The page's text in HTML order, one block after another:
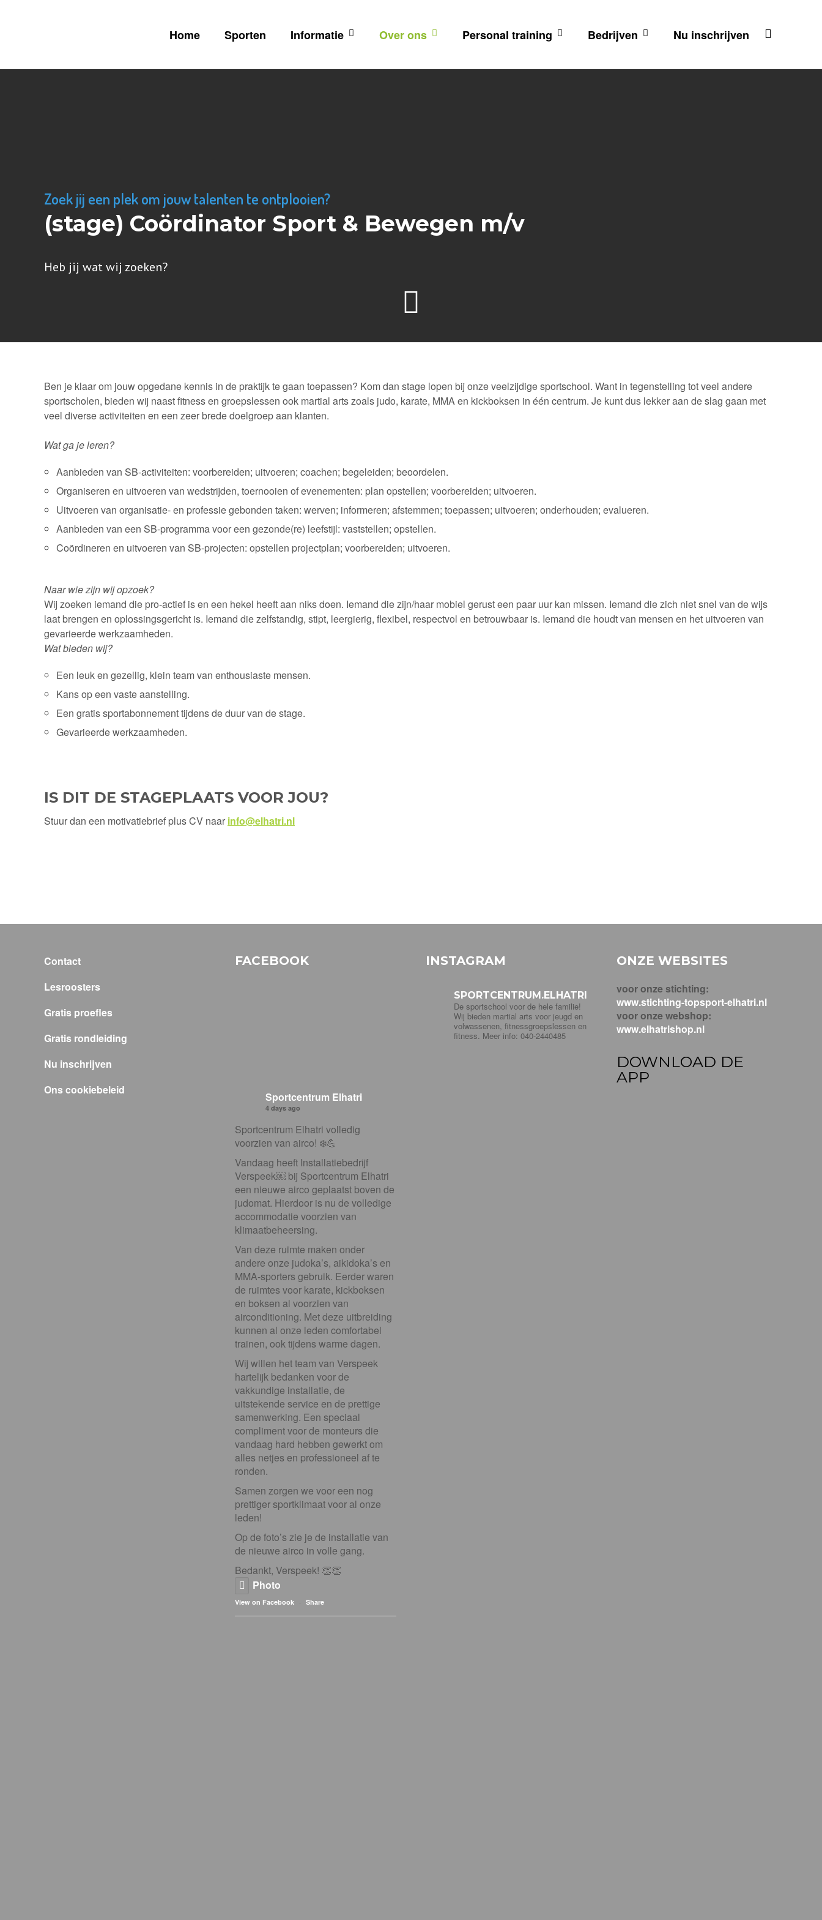
Home Sporten Informatie Over ons Personal training Bedrijven Nu inschrijven
Zoek jij een plek om jouw talenten te ontplooien?
(stage) Coördinator Sport & Bewegen m/v
Heb jij wat wij zoeken?
Ben je klaar om jouw opgedane kennis in de praktijk te gaan toepassen? Kom dan stage lopen bij onze veelzijdige sportschool. Want in tegenstelling tot veel andere
sportscholen, bieden wij naast fitness en groepslessen ook martial arts zoals judo, karate, MMA en kickboksen in één centrum. Je kunt dus lekker aan de slag gaan met
veel diverse activiteiten en een zeer brede doelgroep aan klanten.
Wat ga je leren?
Aanbieden van SB-activiteiten: voorbereiden; uitvoeren; coachen; begeleiden; beoordelen.
Organiseren en uitvoeren van wedstrijden, toernooien of evenementen: plan opstellen; voorbereiden; uitvoeren.
Uitvoeren van organisatie- en professie gebonden taken: werven; informeren; afstemmen; toepassen; uitvoeren; onderhouden; evalueren.
Aanbieden van een SB-programma voor een gezonde(re) leefstijl: vaststellen; opstellen.
Coördineren en uitvoeren van SB-projecten: opstellen projectplan; voorbereiden; uitvoeren.
Naar wie zijn wij opzoek?
Wij zoeken iemand die pro-actief is en een hekel heeft aan niks doen. Iemand die zijn/haar mobiel gerust een paar uur kan missen. Iemand die zich niet snel van de wijs
laat brengen en oplossingsgericht is. Iemand die zelfstandig, stipt, leergierig, flexibel, respectvol en betrouwbaar is. Iemand die houdt van mensen en het uitvoeren van
gevarieerde werkzaamheden.
Wat bieden wij?
Een leuk en gezellig, klein team van enthousiaste mensen.
Kans op een vaste aanstelling.
Een gratis sportabonnement tijdens de duur van de stage.
Gevarieerde werkzaamheden.
IS DIT DE STAGEPLAATS VOOR JOU?
Stuur dan een motivatiebrief plus CV naar info@elhatri.nl
Contact
Lesroosters
Gratis proefles
Gratis rondleiding
Nu inschrijven
Ons cookiebeleid
FACEBOOK
Sportcentrum Elhatri
4 days ago
Sportcentrum Elhatri volledig
voorzien van airco! ❄️💪
Vandaag heeft Installatiebedrijf
Verspeek⁠￼ bij Sportcentrum Elhatri
een nieuwe airco geplaatst boven de
judomat. Hierdoor is nu de volledige
accommodatie voorzien van
klimaatbeheersing.
Van deze ruimte maken onder
andere onze judoka’s, aikidoka’s en
MMA-sporters gebruik. Eerder waren
de ruimtes voor karate, kickboksen
en boksen al voorzien van
airconditioning. Met deze uitbreiding
kunnen al onze leden comfortabel
trainen, ook tijdens warme dagen.
Wij willen het team van Verspeek
hartelijk bedanken voor de
vakkundige installatie, de
uitstekende service en de prettige
samenwerking. Een speciaal
compliment voor de monteurs die
vandaag hard hebben gewerkt om
alles netjes en professioneel af te
ronden.
Samen zorgen we voor een nog
prettiger sportklimaat voor al onze
leden!
Op de foto’s zie je de installatie van
de nieuwe airco in volle gang.
Bedankt, Verspeek! 👏👏
Photo
View on Facebook · Share
INSTAGRAM
SPORTCENTRUM.ELHATRI
De sportschool voor de hele familie!
Wij bieden martial arts voor jeugd en
volwassenen, fitnessgroepslessen en
fitness. Meer info: 040-2440485
ONZE WEBSITES
voor onze stichting:
www.stichting-topsport-elhatri.nl
voor onze webshop:
www.elhatrishop.nl
DOWNLOAD DE
APP